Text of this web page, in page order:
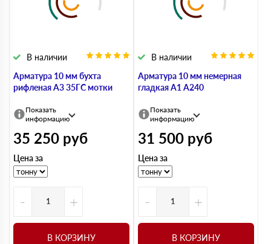
Арматура 10 мм бухта
рифленая А3 35ГС мотки
В наличии
Показать
информацию
35 250 руб
Цена за
- +
В КОРЗИНУ
Арматура 10 мм немерная
гладкая А1 А240
В наличии
Показать
информацию
31 500 руб
Цена за
- +
В КОРЗИНУ